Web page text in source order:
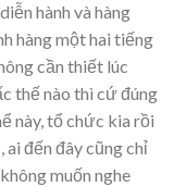
hành và hàng
hàng một hai tiếng
cần thiết lúc
thế nào thì cứ đúng
này, tổ chức kia rồi
đến đây cũng chỉ
muốn nghe